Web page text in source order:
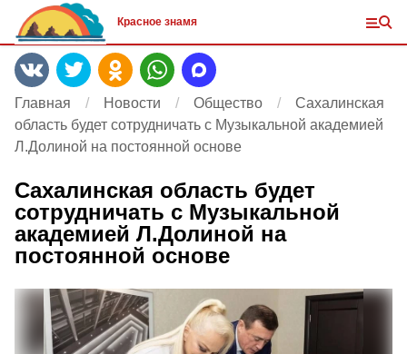
Красное знамя
Главная Новости Общество
Сахалинская
область будет сотрудничать с Музыкальной академией
Л.Долиной на постоянной основе
Сахалинская область будет
сотрудничать с Музыкальной
академией Л.Долиной на
постоянной основе